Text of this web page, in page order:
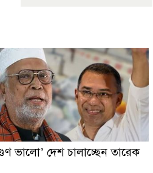
ভালো’ দেশ চালাচ্ছেন তারেক